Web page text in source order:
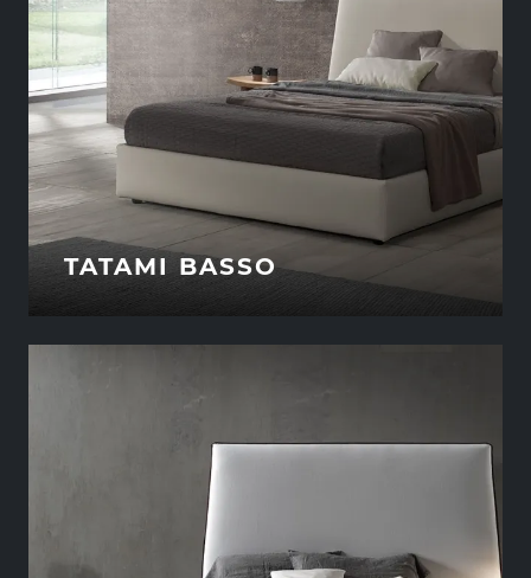
TATAMI BASSO